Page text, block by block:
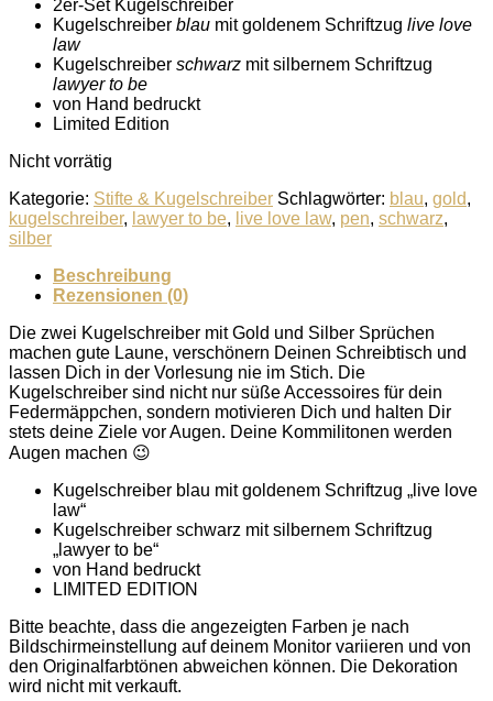
2er-Set Kugelschreiber
Kugelschreiber blau mit goldenem Schriftzug live love
law
Kugelschreiber schwarz mit silbernem Schriftzug
lawyer to be
von Hand bedruckt
Limited Edition
Nicht vorrätig
Kategorie: Stifte & Kugelschreiber Schlagwörter: blau, gold,
kugelschreiber, lawyer to be, live love law, pen, schwarz,
silber
Beschreibung
Rezensionen (0)
Die zwei Kugelschreiber mit Gold und Silber Sprüchen
machen gute Laune, verschönern Deinen Schreibtisch und
lassen Dich in der Vorlesung nie im Stich. Die
Kugelschreiber sind nicht nur süße Accessoires für dein
Federmäppchen, sondern motivieren Dich und halten Dir
stets deine Ziele vor Augen. Deine Kommilitonen werden
Augen machen 😉
Kugelschreiber blau mit goldenem Schriftzug „live love
law“
Kugelschreiber schwarz mit silbernem Schriftzug
„lawyer to be“
von Hand bedruckt
LIMITED EDITION
Bitte beachte, dass die angezeigten Farben je nach
Bildschirmeinstellung auf deinem Monitor variieren und von
den Originalfarbtönen abweichen können. Die Dekoration
wird nicht mit verkauft.